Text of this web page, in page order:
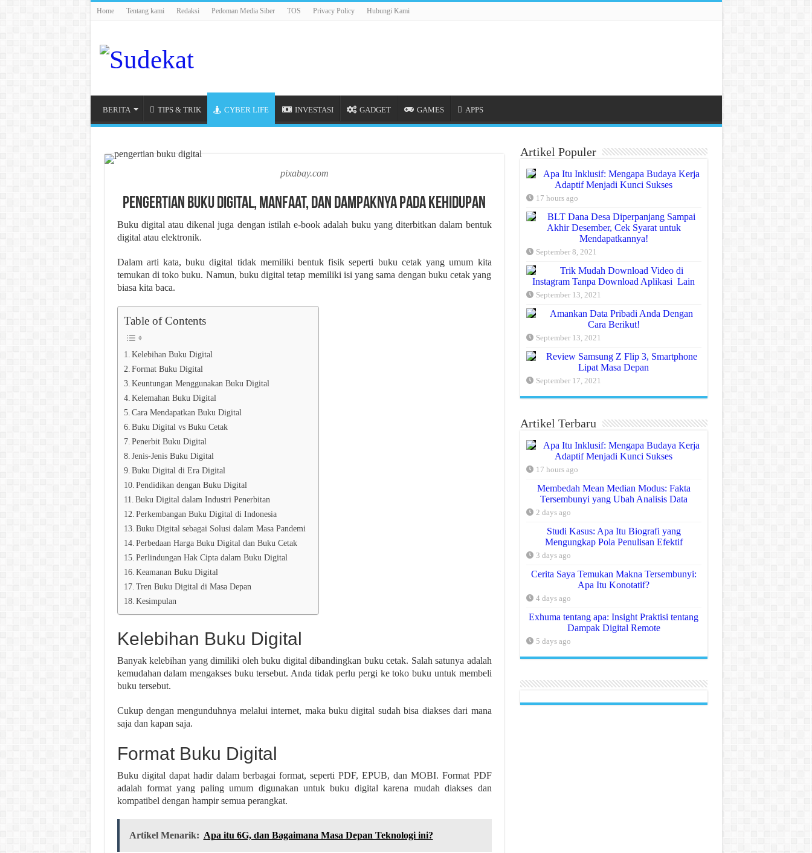
Home Tentang kami Redaksi Pedoman Media Siber TOS Privacy Policy Hubungi Kami
BERITA TIPS & TRIK CYBER LIFE INVESTASI GADGET GAMES APPS
pixabay.com
Pengertian Buku Digital, Manfaat, dan Dampaknya pada Kehidupan
Buku digital atau dikenal juga dengan istilah e-book adalah buku yang diterbitkan dalam bentuk
digital atau elektronik.
Dalam arti kata, buku digital tidak memiliki bentuk fisik seperti buku cetak yang umum kita
temukan di toko buku. Namun, buku digital tetap memiliki isi yang sama dengan buku cetak yang
biasa kita baca.
Table of Contents
Kelebihan Buku Digital
Format Buku Digital
Keuntungan Menggunakan Buku Digital
Kelemahan Buku Digital
Cara Mendapatkan Buku Digital
Buku Digital vs Buku Cetak
Penerbit Buku Digital
Jenis-Jenis Buku Digital
Buku Digital di Era Digital
Pendidikan dengan Buku Digital
Buku Digital dalam Industri Penerbitan
Perkembangan Buku Digital di Indonesia
Buku Digital sebagai Solusi dalam Masa Pandemi
Perbedaan Harga Buku Digital dan Buku Cetak
Perlindungan Hak Cipta dalam Buku Digital
Keamanan Buku Digital
Tren Buku Digital di Masa Depan
Kesimpulan
Kelebihan Buku Digital
Banyak kelebihan yang dimiliki oleh buku digital dibandingkan buku cetak. Salah satunya adalah
kemudahan dalam mengakses buku tersebut. Anda tidak perlu pergi ke toko buku untuk membeli
buku tersebut.
Cukup dengan mengunduhnya melalui internet, maka buku digital sudah bisa diakses dari mana
saja dan kapan saja.
Format Buku Digital
Buku digital dapat hadir dalam berbagai format, seperti PDF, EPUB, dan MOBI. Format PDF
adalah format yang paling umum digunakan untuk buku digital karena mudah diakses dan
kompatibel dengan hampir semua perangkat.
Artikel Menarik: Apa itu 6G, dan Bagaimana Masa Depan Teknologi ini?
Artikel Populer
Apa Itu Inklusif: Mengapa Budaya Kerja
Adaptif Menjadi Kunci Sukses
17 hours ago
BLT Dana Desa Diperpanjang Sampai
Akhir Desember, Cek Syarat untuk
Mendapatkannya!
September 8, 2021
Trik Mudah Download Video di
Instagram Tanpa Download Aplikasi Lain
September 13, 2021
Amankan Data Pribadi Anda Dengan
Cara Berikut!
September 13, 2021
Review Samsung Z Flip 3, Smartphone
Lipat Masa Depan
September 17, 2021
Artikel Terbaru
Apa Itu Inklusif: Mengapa Budaya Kerja
Adaptif Menjadi Kunci Sukses
17 hours ago
Membedah Mean Median Modus: Fakta
Tersembunyi yang Ubah Analisis Data
2 days ago
Studi Kasus: Apa Itu Biografi yang
Mengungkap Pola Penulisan Efektif
3 days ago
Cerita Saya Temukan Makna Tersembunyi:
Apa Itu Konotatif?
4 days ago
Exhuma tentang apa: Insight Praktisi tentang
Dampak Digital Remote
5 days ago